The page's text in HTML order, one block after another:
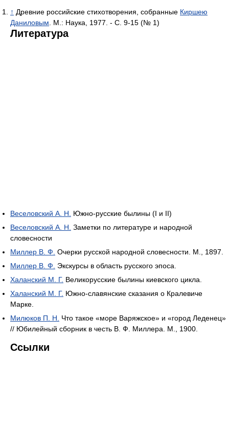
↑ Древние российские стихотворения, собранные Киршею
Даниловым . М.: Наука, 1977. - С. 9-15 (№ 1)
Литература
Веселовский А. Н.
Южно-русские былины (I и II)
Веселовский А. Н. Заметки по литературе и народной
словесности
Миллер В. Ф. Очерки русской народной словесности. М., 1897.
Миллер В. Ф.
Экскурсы в область русского эпоса.
Халанский М. Г. Великорусские былины киевского цикла.
Халанский М. Г. Южно-славянские сказания о Кралевиче
Марке.
Милюков П. Н.
Что такое «море Варяжское» и «город Леденец»
// Юбилейный сборник в честь В. Ф. Миллера. М., 1900.
Ссылки